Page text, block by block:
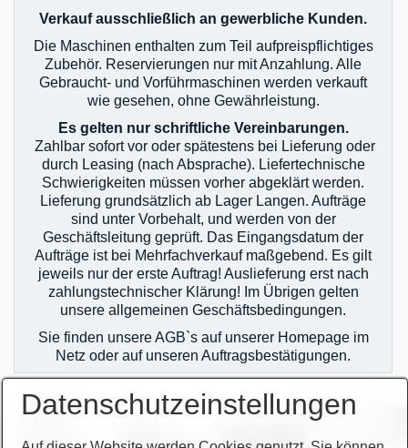
Verkauf ausschließlich an gewerbliche Kunden.
Die Maschinen enthalten zum Teil aufpreispflichtiges
Zubehör. Reservierungen nur mit Anzahlung. Alle
Gebraucht- und Vorführmaschinen werden verkauft
wie gesehen, ohne Gewährleistung.
Es gelten nur schriftliche Vereinbarungen.
Zahlbar sofort vor oder spätestens bei Lieferung oder
durch Leasing (nach Absprache). Liefertechnische
Schwierigkeiten müssen vorher abgeklärt werden.
Lieferung grundsätzlich ab Lager Langen. Aufträge
sind unter Vorbehalt, und werden von der
Geschäftsleitung geprüft. Das Eingangsdatum der
Aufträge ist bei Mehrfachverkauf maßgebend. Es gilt
jeweils nur der erste Auftrag! Auslieferung erst nach
zahlungstechnischer Klärung! Im Übrigen gelten
unsere allgemeinen Geschäftsbedingungen.
Sie finden unsere AGB`s auf unserer Homepage im
Netz oder auf unseren Auftragsbestätigungen.
Datenschutzeinstellungen